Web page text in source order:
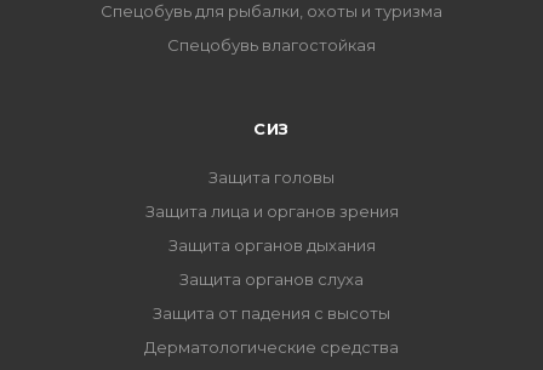
Спецобувь для рыбалки, охоты и туризма
Спецобувь влагостойкая
СИЗ
Защита головы
Защита лица и органов зрения
Защита органов дыхания
Защита органов слуха
Защита от падения с высоты
Дерматологические средства